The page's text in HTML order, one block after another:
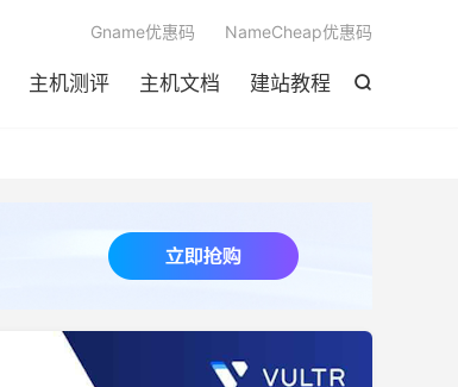

主机测评 主机文档 建站教程
Gname优惠码 NameCheap优惠码